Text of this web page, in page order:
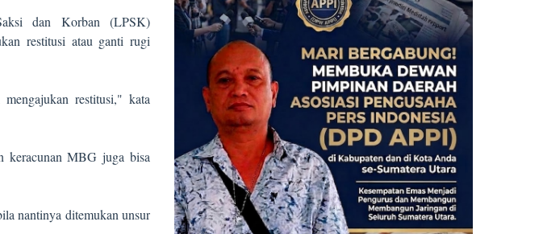
dan Korban (LPSK)
restitusi atau ganti rugi
restitusi," kata
keracunan MBG juga bisa
nantinya ditemukan unsur